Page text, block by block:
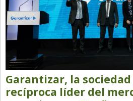
Garantizar, la
recíproca líder del